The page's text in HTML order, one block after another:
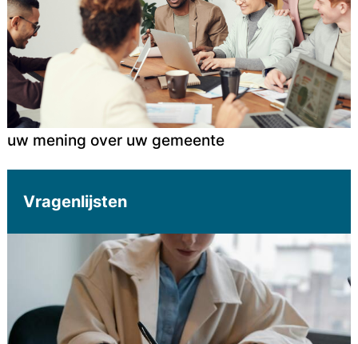
uw mening over uw gemeente
Vragenlijsten